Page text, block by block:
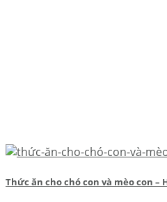
Thức ăn cho chó con và mèo con